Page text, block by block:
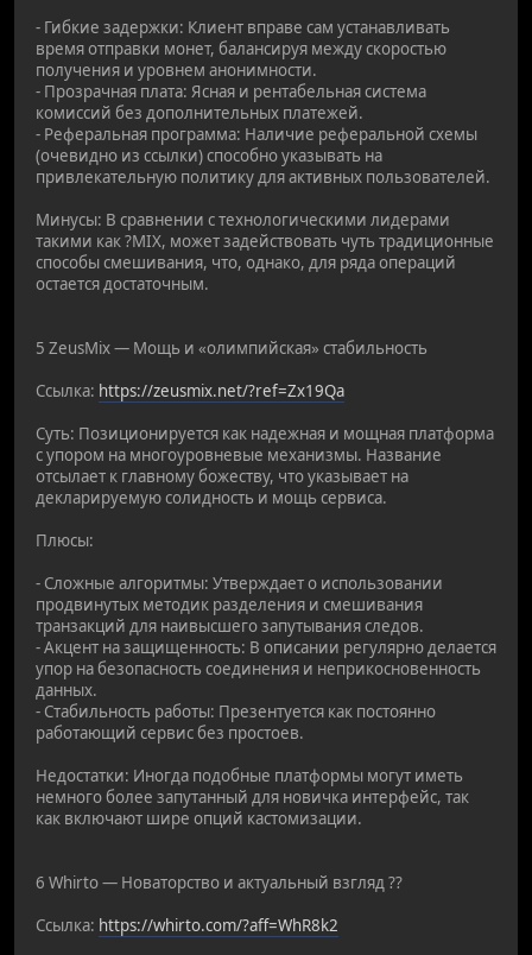
- Гибкие задержки: Клиент вправе сам устанавливать
время отправки монет, балансируя между скоростью
получения и уровнем анонимности.
- Прозрачная плата: Ясная и рентабельная система
комиссий без дополнительных платежей.
- Реферальная программа: Наличие реферальной схемы
(очевидно из ссылки) способно указывать на
привлекательную политику для активных пользователей.
Минусы: В сравнении с технологическими лидерами
такими как ?MIX, может задействовать чуть традиционные
способы смешивания, что, однако, для ряда операций
остается достаточным.
5 ZeusMix — Мощь и «олимпийская» стабильность
Ссылка: https://zeusmix.net/?ref=Zx19Qa
Суть: Позиционируется как надежная и мощная платформа
с упором на многоуровневые механизмы. Название
отсылает к главному божеству, что указывает на
декларируемую солидность и мощь сервиса.
Плюсы:
- Сложные алгоритмы: Утверждает о использовании
продвинутых методик разделения и смешивания
транзакций для наивысшего запутывания следов.
- Акцент на защищенность: В описании регулярно делается
упор на безопасность соединения и неприкосновенность
данных.
- Стабильность работы: Презентуется как постоянно
работающий сервис без простоев.
Недостатки: Иногда подобные платформы могут иметь
немного более запутанный для новичка интерфейс, так
как включают шире опций кастомизации.
6 Whirto — Новаторство и актуальный взгляд ??
Ссылка: https://whirto.com/?aff=WhR8k2